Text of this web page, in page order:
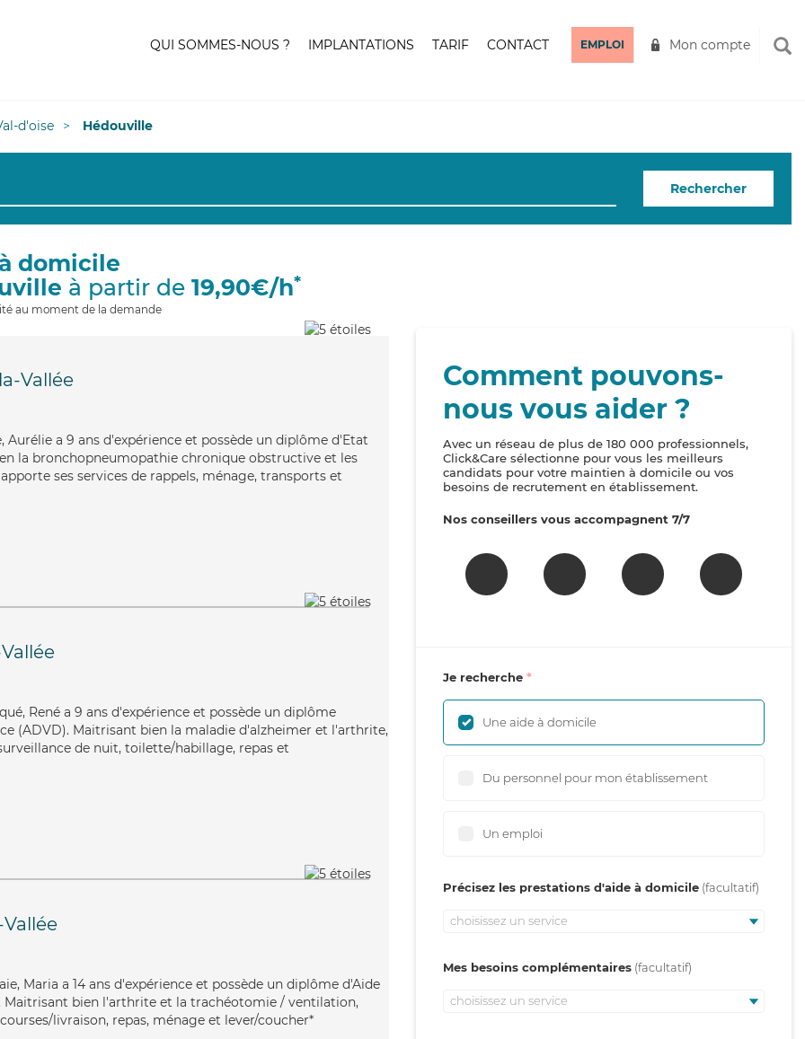
QUI SOMMES-NOUS ? IMPLANTATIONS TARIF CONTACT EMPLOI Mon compte
d'oise Hédouville
Rechercher
domicile
à partir de 19,90€/h*
au moment de la demande
Vallée
Aurélie a 9 ans d'expérience et possède un diplôme d'Etat
la bronchopneumopathie chronique obstructive et les
ses services de rappels, ménage, transports et
René a 9 ans d'expérience et possède un diplôme
(ADVD). Maitrisant bien la maladie d'alzheimer et l'arthrite,
de nuit, toilette/habillage, repas et
Maria a 14 ans d'expérience et possède un diplôme d'Aide
Maitrisant bien l'arthrite et la trachéotomie / ventilation,
livraison, repas, ménage et lever/coucher*
Comment pouvons-
nous vous aider ?
Avec un réseau de plus de 180 000 professionnels,
Click&Care sélectionne pour vous les meilleurs
candidats pour votre maintien à domicile ou vos
besoins de recrutement en établissement.
Nos conseillers vous accompagnent 7/7
Je recherche
Une aide à domicile
Du personnel pour mon établissement
Un emploi
Précisez les prestations d'aide à domicile
choisissez un service
Mes besoins complémentaires
choisissez un service